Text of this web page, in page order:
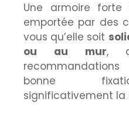
Une armoire
emportée par des
vous qu’elle soit
ou au mur,
bonne
significativement la